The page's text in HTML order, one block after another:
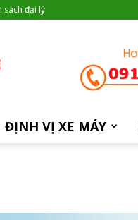
sách đại lý
ĐỊNH VỊ XE MÁY